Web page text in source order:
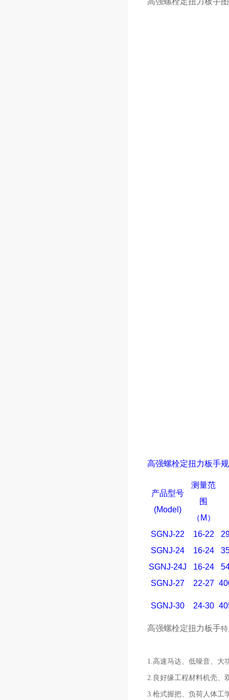
高强螺栓定扭力板手
产品型号
(Model)
测量范
围
（ M ）
SGNJ-22
16-22
SGNJ-24
16-24
SGNJ-24J
16-24
SGNJ-27
22-27
SGNJ-30 24-30
高强螺栓定扭力板手
1.高速马达、低噪音、大
2.良好缘工程材料机壳、
3.枪式握把、负荷人体工